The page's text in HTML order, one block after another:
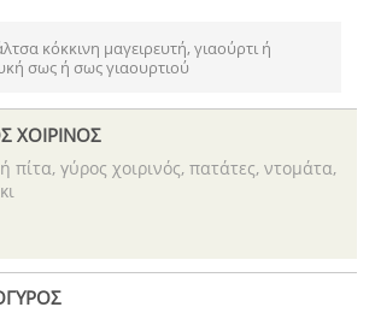
κόκκινη μαγειρευτή, γιαούρτι ή
σως ή σως γιαουρτιού
ΧΟΙΡΙΝΟΣ
πίτα, γύρος χοιρινός, πατάτες, ντομάτα,